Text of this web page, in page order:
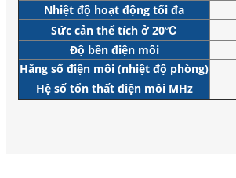
Nhiệt độ hoạt động tối đa
Sức cản thể tích ở 20℃
Độ bền điện môi
Hằng số điện môi (nhiệt độ phòng)
Hệ số tổn thất điện môi MHz